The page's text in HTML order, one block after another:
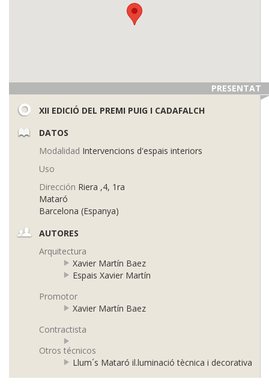
PRESENTAT
XII EDICIÓ DEL PREMI PUIG I CADAFALCH
DATOS
Modalidad Intervencions d'espais interiors
Uso
Dirección Riera ,4, 1ra
Mataró
Barcelona (Espanya)
AUTORES
Arquitectura
Xavier Martín Baez
Espais Xavier Martín
Promotor
Xavier Martín Baez
Contractista
Otros técnicos
Llum´s Mataró il.luminació tècnica i decorativa